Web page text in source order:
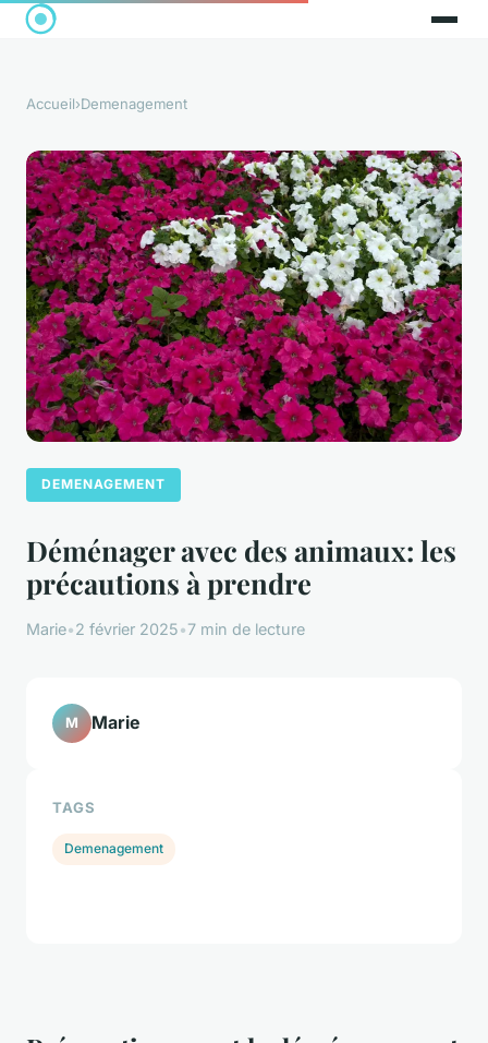
Accueil›Demenagement
DEMENAGEMENT
Déménager avec des animaux: les
précautions à prendre
Marie•2 février 2025•7 min de lecture
M Marie
TAGS
Demenagement